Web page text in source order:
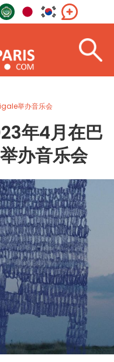
举办音乐会
年4月在巴
办音乐会